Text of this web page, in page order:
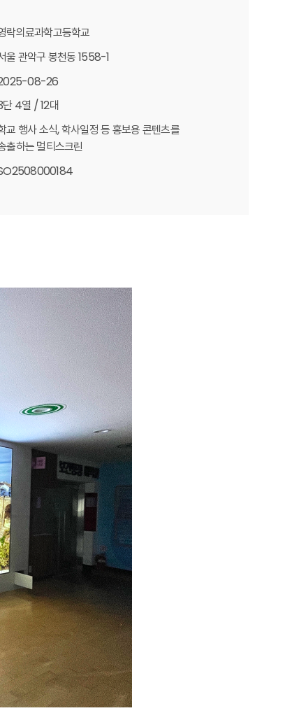
락의료과학고등학교
울 관악구 봉천동 1558-1
08-26
4열 / 12대
교 행사 소식, 학사일정 등 홍보용 콘텐츠를
출하는 멀티스크린